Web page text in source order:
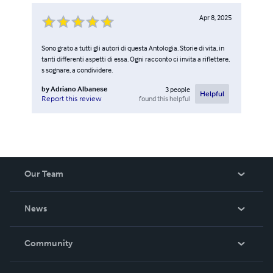
Apr 8, 2025
Sono grato a tutti gli autori di questa Antologia. Storie di vita, in
tanti differenti aspetti di essa. Ogni racconto ci invita a riflettere,
s sognare, a condividere.
byAdriano Albanese
Report this review
3people
found this helpful
Helpful
Our Team
News
In The News
Community